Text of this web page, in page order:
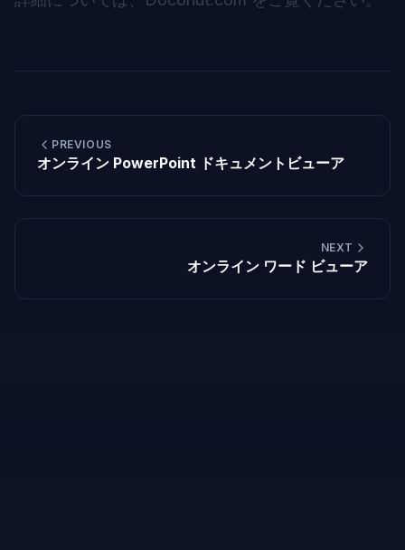
PREVIOUS
オンライン PowerPoint ドキュメントビューア
NEXT
オンライン ワード ビューア